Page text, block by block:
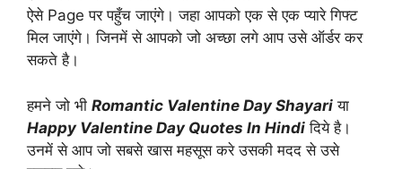
ऐसे Page पर पहुँच जाएंगे। जहा आपको एक से एक प्यारे गिफ्ट
मिल जाएंगे। जिनमें से आपको जो अच्छा लगे आप उसे ऑर्डर कर
सकते है।
हमने जो भी Romantic Valentine Day Shayari या
Happy Valentine Day Quotes In Hindi दिये है।
उनमें से आप जो सबसे खास महसूस करे उसकी मदद से उसे